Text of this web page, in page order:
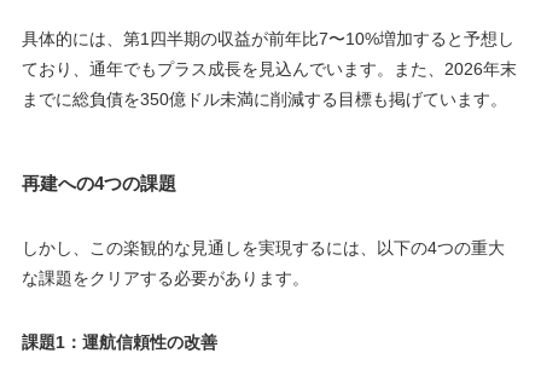
具体的には、第1四半期の収益が前年比7〜10%増加すると予想し
ており、通年でもプラス成長を見込んでいます。また、2026年末
までに総負債を350億ドル未満に削減する目標も掲げています。
再建への4つの課題
しかし、この楽観的な見通しを実現するには、以下の4つの重大
な課題をクリアする必要があります。
課題1：運航信頼性の改善